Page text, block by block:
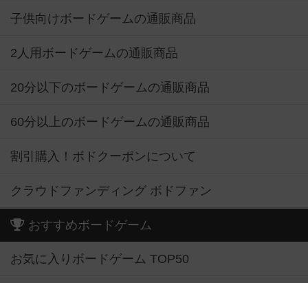
子供向けボードゲームの通販商品
2人用ボードゲームの通販商品
20分以下のボードゲームの通販商品
60分以上のボードゲームの通販商品
割引購入！ボドクーポンについて
クラウドファンディング ボドファン
おすすめボードゲーム
お気に入りボードゲーム TOP50